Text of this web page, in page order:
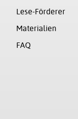
Lese-Förderer
Materialien
FAQ